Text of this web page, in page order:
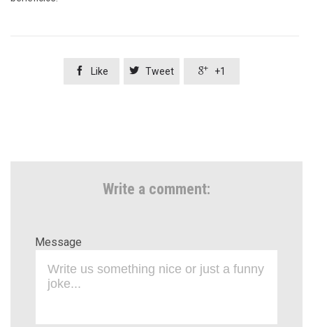
 Like  Tweet  +1
Write a comment:
Message